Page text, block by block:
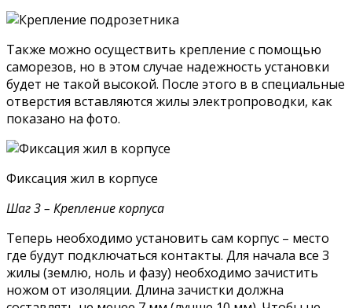
Также можно осуществить крепление с помощью
саморезов, но в этом случае надежность установки
будет не такой высокой. После этого в в специальные
отверстия вставляются жилы электропроводки, как
показано на фото.
Фиксация жил в корпусе
Шаг 3 – Крепление корпуса
Теперь необходимо установить сам корпус – место
где будут подключаться контакты. Для начала все 3
жилы (землю, ноль и фазу) необходимо зачистить
ножом от изоляции. Длина зачистки должна